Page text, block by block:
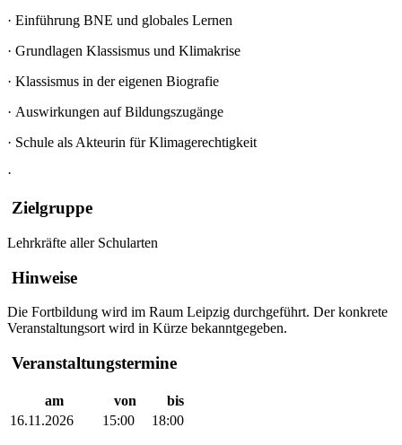
· Einführung BNE und globales Lernen
· Grundlagen Klassismus und Klimakrise
· Klassismus in der eigenen Biografie
· Auswirkungen auf Bildungszugänge
· Schule als Akteurin für Klimagerechtigkeit
·
Zielgruppe
Lehrkräfte aller Schularten
Hinweise
Die Fortbildung wird im Raum Leipzig durchgeführt. Der konkrete
Veranstaltungsort wird in Kürze bekanntgegeben.
Veranstaltungstermine
am von
bis
16.11.2026
15:00 18:00